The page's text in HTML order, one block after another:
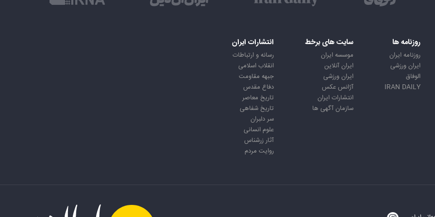
روزنامه ها
روزنامه ایران
ایران ورزشی
الوفاق
IRAN DAILY
سایت های برخط
موسسه ایران
ایران آنلاین
ایران ورزشی
آژانس عکس
انتشارات ایران
سازمان آگهی ها
انتشارات ایران
رسانه و ارتباطات
انقلاب اسلامی
جبهه مقاومت
دفاع مقدس
تاریخ معاصر
تاریخ شفاهی
سر دلبران
علوم انسانی
آثار زرشناس
روایت مردم